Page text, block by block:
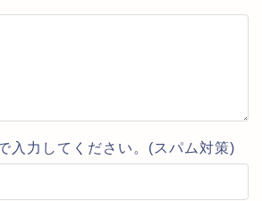
入力してください。(スパム対策)